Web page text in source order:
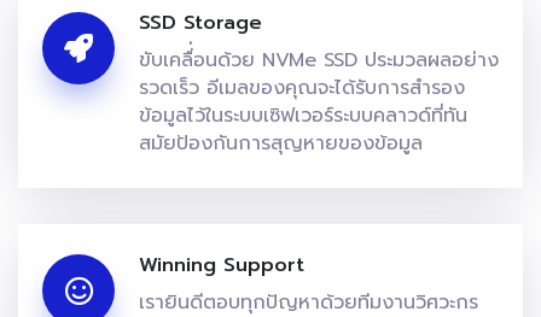
SSD Storage
ขับเคลื่่อนด้วย NVMe SSD ประมวลผลอย่าง
รวดเร็ว อีเมลของคุณจะได้รับการสำรอง
ข้อมูลไว้ในระบบเซิฟเวอร์ระบบคลาวด์ที่ทัน
สมัยป้องกันการสุญหายของข้อมูล
Winning Support
เรายินดีตอบทุกปัญหาด้วยทีมงานวิศวะกร